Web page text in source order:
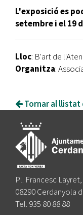
L'exposició es
setembre i el 19
Lloc: B'art de
Organitza:
Tornar al
Pl. Francesc
08290 Cerdanyola
Tel. 935 80 88 88